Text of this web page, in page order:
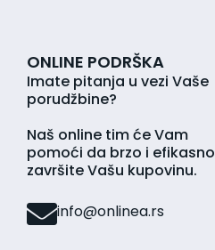
ONLINE PODRŠKA
Imate pitanja u vezi Vaše
porudžbine?
Naš online tim će Vam
pomoći da brzo i efikasno
završite Vašu kupovinu.
info@onlinea.rs